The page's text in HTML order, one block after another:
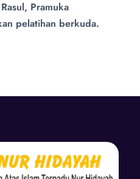
Pramuka
pelatihan berkuda.